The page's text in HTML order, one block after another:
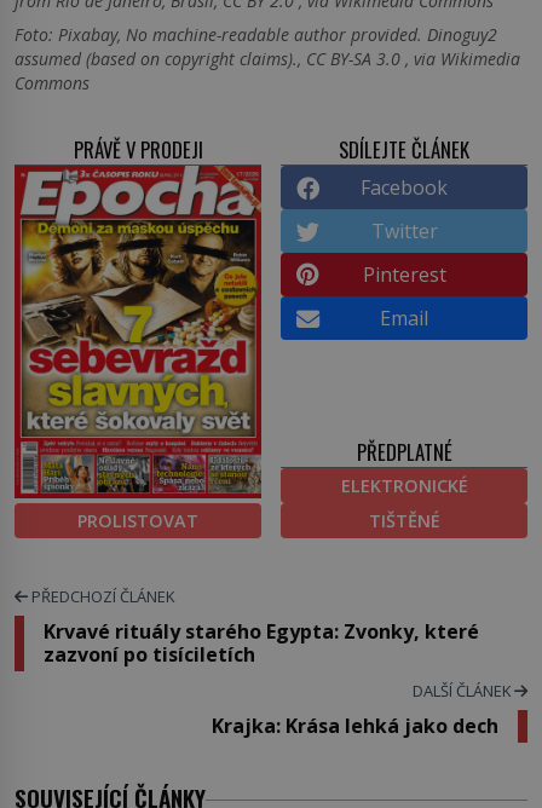
Foto: Pixabay, No machine-readable author provided. Dinoguy2
assumed (based on copyright claims)., CC BY-SA 3.0 , via Wikimedia
Commons
PRÁVĚ V PRODEJI
PROLISTOVAT
SDÍLEJTE ČLÁNEK
Facebook
Twitter
Pinterest
Email
PŘEDPLATNÉ
ELEKTRONICKÉ
TIŠTĚNÉ
PŘEDCHOZÍ ČLÁNEK
Krvavé rituály starého Egypta: Zvonky, které
zazvoní po tisíciletích
DALŠÍ ČLÁNEK
Krajka: Krása lehká jako dech
SOUVISEJÍCÍ ČLÁNKY